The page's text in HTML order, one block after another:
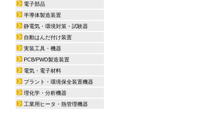
電子部品
半導体製造装置
静電気・環境対策・試験器
自動はんだ付け装置
実装工具・機器
PCB/PWD製造装置
電気・電子材料
プラント・環境保全装置機器
理化学・分析機器
工業用ヒータ・熱管理機器